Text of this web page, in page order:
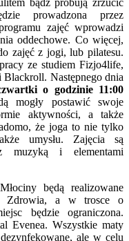
prowadzona przez
zajęć wprowadzi
oddechowe. Co więcej,
zajęć z jogi, lub pilatesu.
ze studiem Fizjo4life,
Następnego dnia
o godzinie 11:00
mogły postawić swoje
aktywności, a także
że joga to nie tylko
umysłu. Zajęcia są
muzyką i elementami
będą realizowane
Zdrowia, a w trosce o
będzie ograniczona.
Evenea. Wszystkie maty
ale w celu